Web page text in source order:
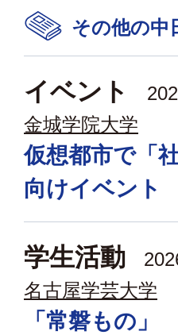
その他の中
イベント
金城学院大学
仮想都市で「
向けイベント
学生活動
名古屋学芸大学
「常磐もの